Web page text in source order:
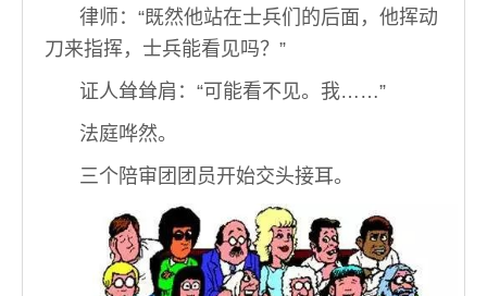
律师：“既然他站在士兵们的后面，他挥动
刀来指挥，士兵能看见吗？”
证人耸耸肩：“可能看不见。我……”
法庭哗然。
三个陪审团团员开始交头接耳。